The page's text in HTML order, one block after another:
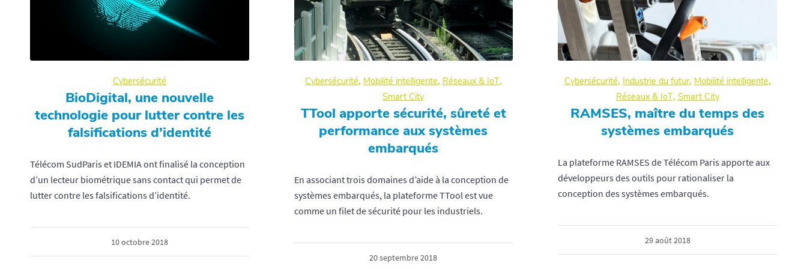
Cybersécurité
BioDigital, une nouvelle
technologie pour lutter contre les
falsifications d’identité
Télécom SudParis et IDEMIA ont finalisé la conception
d’un lecteur biométrique sans contact qui permet de
lutter contre les falsifications d’identité.
10 octobre 2018
Cybersécurité, Mobilité intelligente, Réseaux & IoT,
Smart City
TTool apporte sécurité, sûreté et
performance aux systèmes
embarqués
En associant trois domaines d’aide à la conception de
systèmes embarqués, la plateforme TTool est vue
comme un filet de sécurité pour les industriels.
20 septembre 2018
Cybersécurité, Industrie du futur, Mobilité intelligente,
Réseaux & IoT, Smart City
RAMSES, maître du temps des
systèmes embarqués
La plateforme RAMSES de Télécom Paris apporte aux
développeurs des outils pour rationaliser la
conception des systèmes embarqués.
29 août 2018